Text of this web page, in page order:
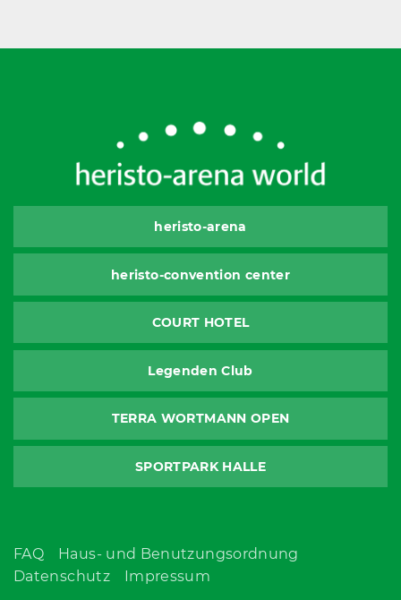
heristo-arena
heristo-convention center
COURT HOTEL
Legenden Club
TERRA WORTMANN OPEN
SPORTPARK HALLE
FAQ
Haus- und Benutzungsordnung
Datenschutz
Impressum